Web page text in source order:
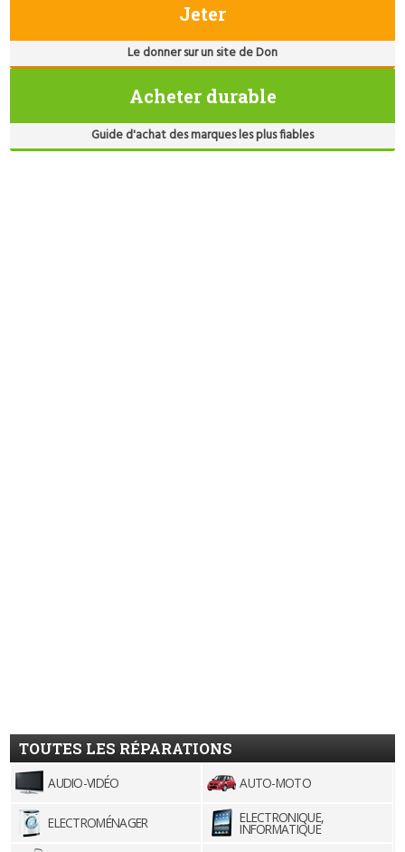
Jeter
Le donner sur un site de Don
Acheter durable
Guide d'achat des marques les plus fiables
TOUTES LES RÉPARATIONS
AUDIO-VIDÉO AUTO-MOTO
ELECTROMÉNAGER ELECTRONIQUE,
INFORMATIQUE